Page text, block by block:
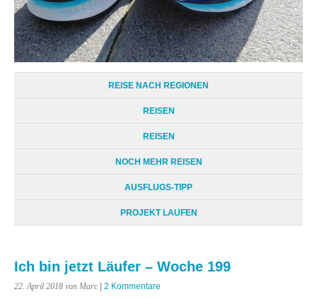
REISE NACH REGIONEN
REISEN
REISEN
NOCH MEHR REISEN
AUSFLUGS-TIPP
PROJEKT LAUFEN
Ich bin jetzt Läufer – Woche 199
22. April 2018 von Marc 2 Kommentare